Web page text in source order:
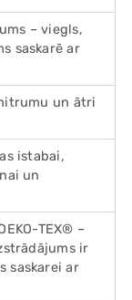
– viegls,
saskarē ar
un ātri
istabai,
un
TEX® –
ir
saskarei ar